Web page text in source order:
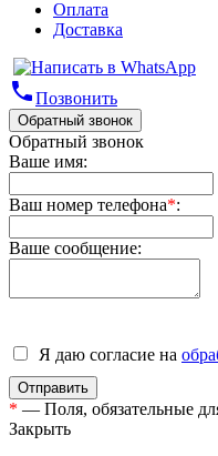
Оплата
Доставка
phoneПозвонить
Обратный звонок
Обратный звонок
Ваше имя:
Ваш номер телефона*:
Ваше сообщение:
Я даю согласие на
* — Поля, обязательные
Закрыть